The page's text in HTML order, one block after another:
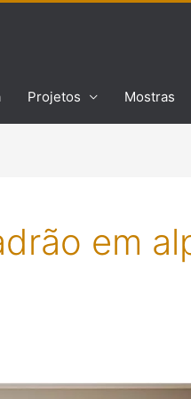
Projetos Mostras
em